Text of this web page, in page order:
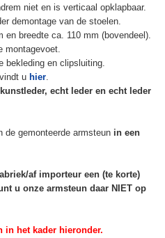
niet en is verticaal opklapbaar.
demontage van de stoelen.
breedte ca. 110 mm (bovendeel).
montagevoet.
bekleding en clipsluiting.
u hier.
echt leder en echt leder
de gemonteerde armsteun in een
af importeur een (te korte)
u onze armsteun daar NIET op
in het kader hieronder.